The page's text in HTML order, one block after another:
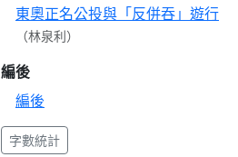
東奧正名公投與「反併吞」遊行
（林泉利）
編後
編後
字數統計